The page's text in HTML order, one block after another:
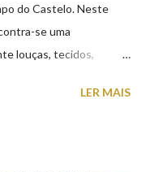
do Castelo. Neste
se uma
louças, tecidos,
funcionamento | Verão
LER MAIS